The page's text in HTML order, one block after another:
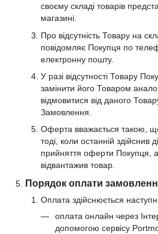
своєму складі товарів
магазині.
Про відсутність Товару на
повідомляє Покупця по
електронну пошту.
У разі відсутності Товару
замінити його Товаром
відмовитися від даного
Замовлення.
Оферта вважається такою,
тоді, коли останній здійснив
прийняття оферти Покупця,
відвантажив товар.
Порядок оплати
Оплата здійснюється
оплата онлайн через
допомогою сервісу